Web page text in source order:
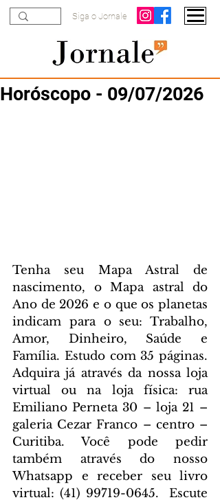
Siga o Jornale
Horóscopo - 09/07/2026
Tenha seu Mapa Astral de
nascimento, o Mapa astral do
Ano de 2026 e o que os planetas
indicam para o seu: Trabalho,
Amor, Dinheiro, Saúde e
Família. Estudo com 35 páginas.
Adquira já através da nossa loja
virtual ou na loja física: rua
Emiliano Perneta 30 – loja 21 –
galeria Cezar Franco – centro –
Curitiba. Você pode pedir
também através do nosso
Whatsapp e receber seu livro
virtual: (41) 99719-0645.
Escute